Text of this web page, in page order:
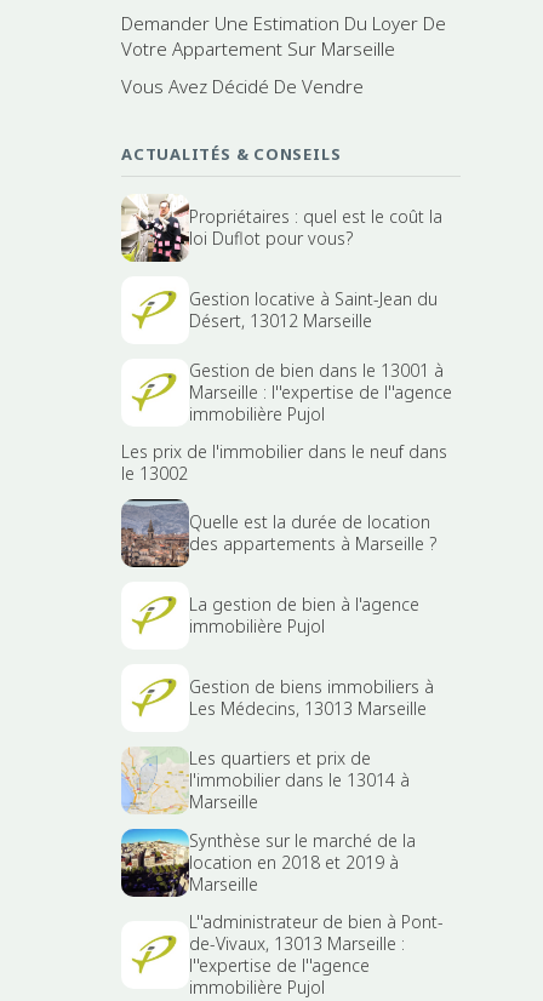
Demander Une Estimation Du Loyer De
Votre Appartement Sur Marseille
Vous Avez Décidé De Vendre
ACTUALITÉS & CONSEILS
Propriétaires : quel est le coût la
loi Duflot pour vous?
Gestion locative à Saint-Jean du
Désert, 13012 Marseille
Gestion de bien dans le 13001 à
Marseille : l''expertise de l''agence
immobilière Pujol
Les prix de l'immobilier dans le neuf dans
le 13002
Quelle est la durée de location
des appartements à Marseille ?
La gestion de bien à l'agence
immobilière Pujol
Gestion de biens immobiliers à
Les Médecins, 13013 Marseille
Les quartiers et prix de
l'immobilier dans le 13014 à
Marseille
Synthèse sur le marché de la
location en 2018 et 2019 à
Marseille
L''administrateur de bien à Pont-
de-Vivaux, 13013 Marseille :
l''expertise de l''agence
immobilière Pujol